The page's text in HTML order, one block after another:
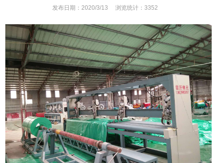
发布日期：2020/3/13 浏览统计：3352